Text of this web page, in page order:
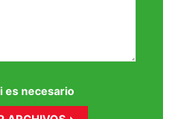
es necesario